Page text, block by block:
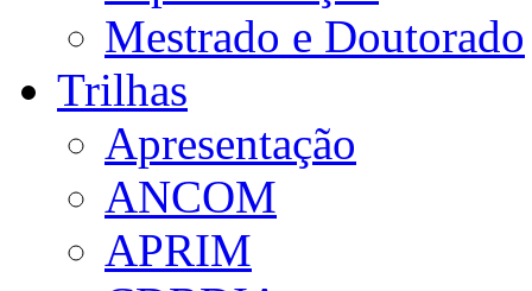
Mestrado e Doutorado
Trilhas
Apresentação
ANCOM
APRIM